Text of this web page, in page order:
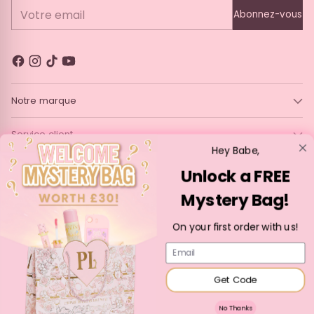
Abonnez-vous
Notre marque
Service client
Juridique
Français Devise
Droit d'auteur © 2026,P. Louise Cosmetics—Propulsé par Shopify
Hey Babe,
Unlock a FREE
Mystery Bag!
On your first order with us!
Email
Get Code
No Thanks